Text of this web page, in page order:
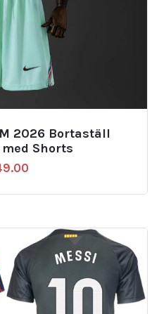
2026 Bortaställ
Shorts